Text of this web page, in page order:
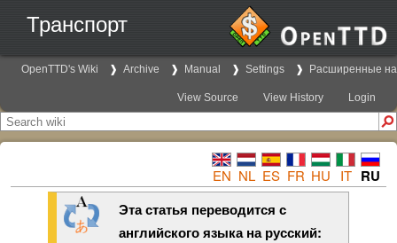
Транспорт
OpenTTD's Wiki Archive Manual Settings Расширенные
View Source View History Login
EN NL ES FR HU IT RU
Эта статья переводится с
английского языка на русский: